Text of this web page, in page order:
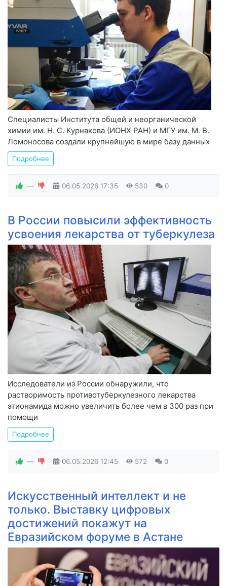
Специалисты Института общей и неорганической
химии им. Н. С. Курнакова (ИОНХ РАН) и МГУ им. М. В.
Ломоносова создали крупнейшую в мире базу данных
Подробнее
— 06.05.2026 17:35 530 0
В России повысили эффективность
усвоения лекарства от туберкулеза
Исследователи из России обнаружили, что
растворимость противотуберкулезного лекарства
этионамида можно увеличить более чем в 300 раз при
помощи
Подробнее
— 06.05.2026 12:45 572 0
Искусственный интеллект и не
только. Выставку цифровых
достижений покажут на
Евразийском форуме в Астане